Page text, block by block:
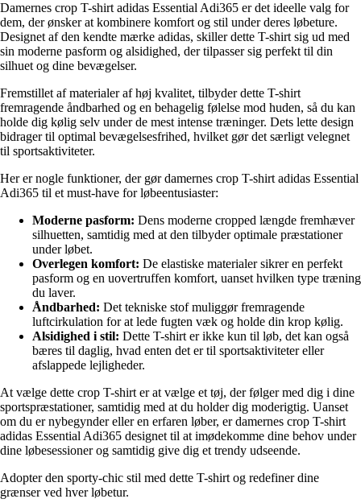
Damernes crop T-shirt adidas Essential Adi365 er det ideelle valg for
dem, der ønsker at kombinere komfort og stil under deres løbeture.
Designet af den kendte mærke adidas, skiller dette T-shirt sig ud med
sin moderne pasform og alsidighed, der tilpasser sig perfekt til din
silhuet og dine bevægelser.
Fremstillet af materialer af høj kvalitet, tilbyder dette T-shirt
fremragende åndbarhed og en behagelig følelse mod huden, så du kan
holde dig kølig selv under de mest intense træninger. Dets lette design
bidrager til optimal bevægelsesfrihed, hvilket gør det særligt velegnet
til sportsaktiviteter.
Her er nogle funktioner, der gør damernes crop T-shirt adidas Essential
Adi365 til et must-have for løbeentusiaster:
Moderne pasform: Dens moderne cropped længde fremhæver
silhuetten, samtidig med at den tilbyder optimale præstationer
under løbet.
Overlegen komfort: De elastiske materialer sikrer en perfekt
pasform og en uovertruffen komfort, uanset hvilken type træning
du laver.
Åndbarhed: Det tekniske stof muliggør fremragende
luftcirkulation for at lede fugten væk og holde din krop kølig.
Alsidighed i stil: Dette T-shirt er ikke kun til løb, det kan også
bæres til daglig, hvad enten det er til sportsaktiviteter eller
afslappede lejligheder.
At vælge dette crop T-shirt er at vælge et tøj, der følger med dig i dine
sportspræstationer, samtidig med at du holder dig moderigtig. Uanset
om du er nybegynder eller en erfaren løber, er damernes crop T-shirt
adidas Essential Adi365 designet til at imødekomme dine behov under
dine løbesessioner og samtidig give dig et trendy udseende.
Adopter den sporty-chic stil med dette T-shirt og redefiner dine
grænser ved hver løbetur.